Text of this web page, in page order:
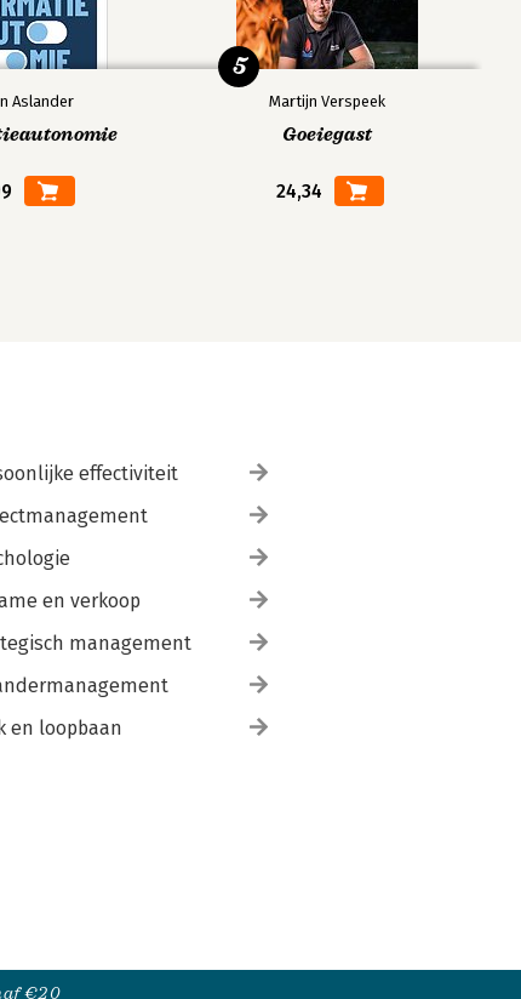
Aslander Martijn Verspeek
Goeiegast
24,34
5
effectiviteit
en verkoop
management
en loopbaan
€20